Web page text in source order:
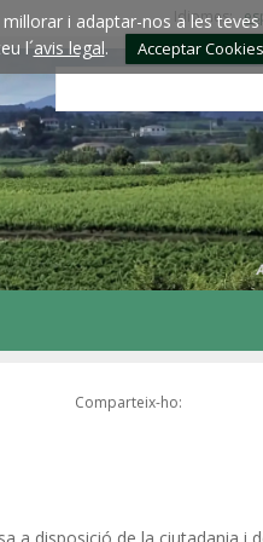
i adaptar-nos a les
l´avis legal. Acceptar Cookies
Idiomes:
Comparteix-ho: